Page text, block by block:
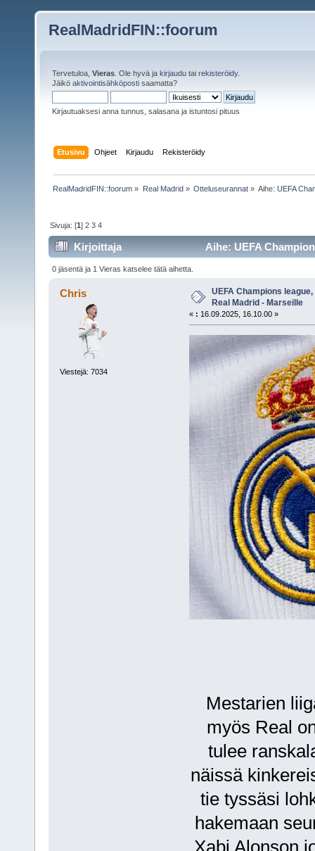
RealMadridFIN::foorum
Tervetuloa, Vieras . Ole hyvä ja kirjaudu tai rekisteröidy.
Jäikö aktivointisähköposti saamatta?
Kirjautuaksesi anna tunnus, salasana ja istuntosi pituus
Etusivu Ohjeet Kirjaudu Rekisteröidy
RealMadridFIN::foorum » Real Madrid» Otteluseurannat» Aihe:UEFA
Sivuja: [1]2 3 4
Kirjoittaja
Aihe: UEFA
3956 kertaa)
0 jäsentä ja 1 Vieras katselee tätä aihetta.
Chris
Viestejä: 7034
UEFA Champions
Real Madrid - Marseille
« : 16.09.2025, 16.10.00 »
Mestarien
myös Real
tulee
näissä
tie tyssäsi
hakemaan
Xabi Alonson